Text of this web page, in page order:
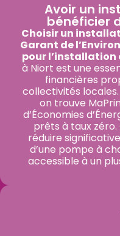
Avoir un
bénéficier
Choisir un
Garant de
pour l’installation
à Niort est une
financières
collectivités
on trouve
d’Économies
prêts à taux
réduire
d’une pompe à
accessible à un